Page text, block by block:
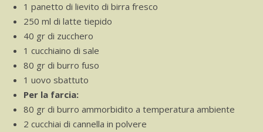
1 panetto di lievito di birra fresco
250 ml di latte tiepido
40 gr di zucchero
1 cucchiaino di sale
80 gr di burro fuso
1 uovo sbattuto
Per la farcia:
80 gr di burro ammorbidito a temperatura ambiente
2 cucchiai di cannella in polvere